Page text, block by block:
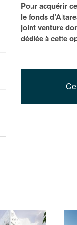
Pour acquérir
le fonds
joint venture
dédiée à cette